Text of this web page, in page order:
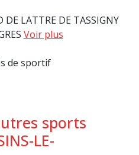
DE LATTRE DE TASSIGNY
Voir plus
de sportif
sports
LE-